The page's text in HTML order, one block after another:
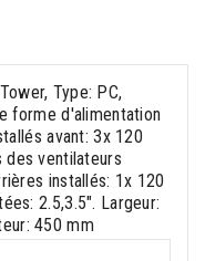
Type: PC,
forme d'alimentation
avant: 3x 120
des ventilateurs
installés: 1x 120
2.5,3.5". Largeur:
450 mm